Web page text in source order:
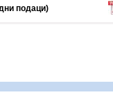
подаци)